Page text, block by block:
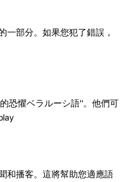
一部分。如果您犯了錯誤，
恐懼ベラルーシ語''。他們可
和播客。這將幫助您適應語